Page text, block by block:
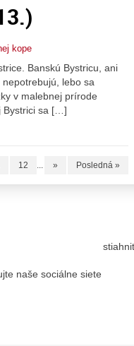
kope
Banskú Bystricu, ani
lebo sa
v malebnej prírode
Bystrici sa […]
12 ... » Posledná »
naše sociálne siete